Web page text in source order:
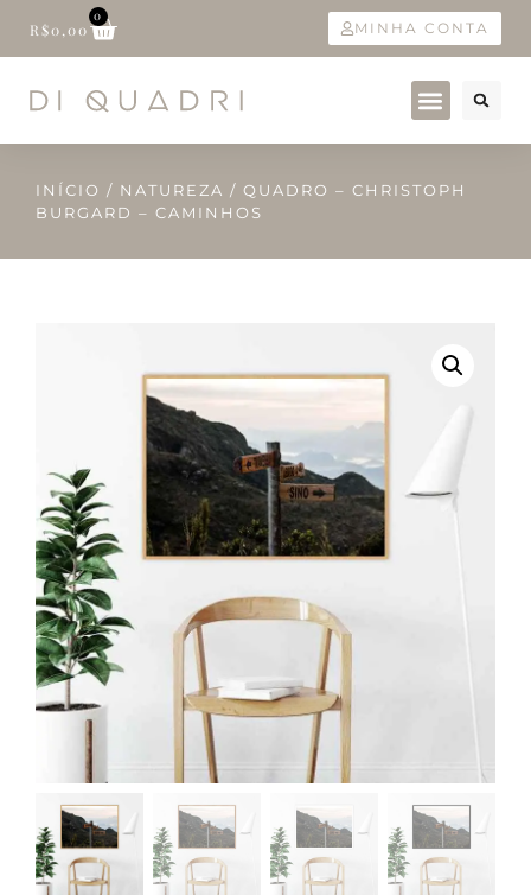
R$0,00
0
MINHA CONTA
INÍCIO / NATUREZA / QUADRO – CHRISTOPH
BURGARD – CAMINHOS